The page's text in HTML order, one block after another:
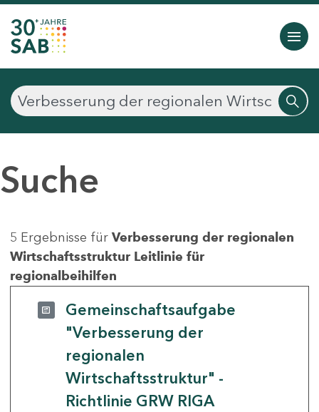
Suche
5 Ergebnisse für Verbesserung der regionalen
Wirtschaftsstruktur Leitlinie für
regionalbeihilfen
Gemeinschaftsaufgabe
"Verbesserung der
regionalen
Wirtschaftsstruktur" -
Richtlinie GRW RIGA